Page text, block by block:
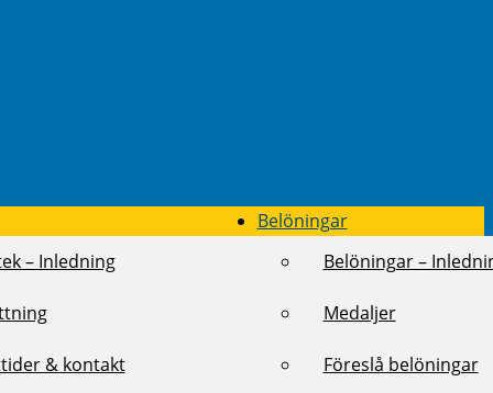
– Inledning
& kontakt
Belöningar
Belöningar –
Medaljer
Föreslå belöningar